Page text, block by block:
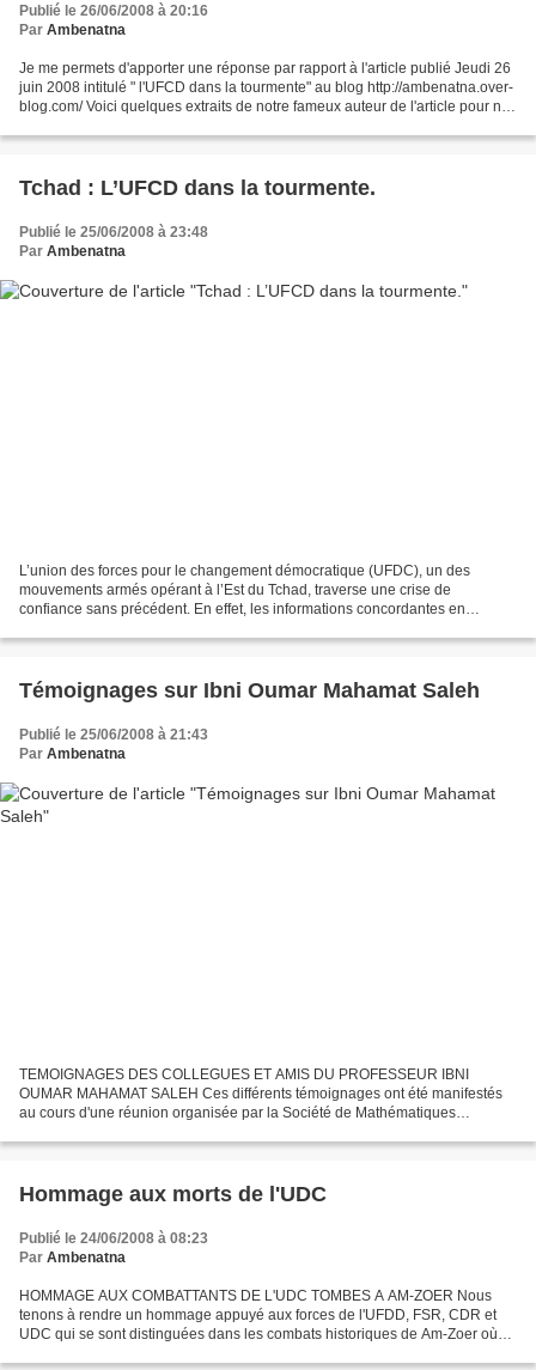
Publié le 26/06/2008 à 20:16
Par Ambenatna
Je me permets d'apporter une réponse par rapport à l'article publié Jeudi 26
juin 2008 intitulé " l'UFCD dans la tourmente" au blog http://ambenatna.over-
blog.com/ Voici quelques extraits de notre fameux auteur de l'article pour ne
Tchad : L’UFCD dans la tourmente.
Publié le 25/06/2008 à 23:48
Par Ambenatna
L’union des forces pour le changement démocratique (UFDC), un des
mouvements armés opérant à l’Est du Tchad, traverse une crise de
confiance sans précédent. En effet, les informations concordantes en
Témoignages sur Ibni Oumar Mahamat Saleh
Publié le 25/06/2008 à 21:43
Par Ambenatna
TEMOIGNAGES DES COLLEGUES ET AMIS DU PROFESSEUR IBNI
OUMAR MAHAMAT SALEH Ces différents témoignages ont été manifestés
au cours d'une réunion organisée par la Société de Mathématiques
Hommage aux morts de l'UDC
Publié le 24/06/2008 à 08:23
Par Ambenatna
HOMMAGE AUX COMBATTANTS DE L'UDC TOMBES A AM-ZOER Nous
tenons à rendre un hommage appuyé aux forces de l'UFDD, FSR, CDR et
UDC qui se sont distinguées dans les combats historiques de Am-Zoer où